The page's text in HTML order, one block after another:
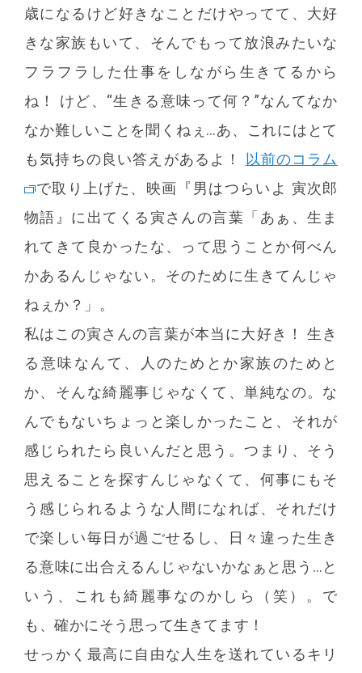
歳になるけど好きなことだけやってて、大好
きな家族もいて、そんでもって放浪みたいな
フラフラした仕事をしながら生きてるから
ね！ けど、“生きる意味って何？”なんてなか
なか難しいことを聞くねぇ…あ、これにはとて
も気持ちの良い答えがあるよ！ 以前のコラム
で取り上げた、映画『男はつらいよ 寅次郎
物語』に出てくる寅さんの言葉「あぁ、生ま
れてきて良かったな、って思うことか何べん
かあるんじゃない。そのために生きてんじゃ
ねぇか？」。
私はこの寅さんの言葉が本当に大好き！ 生き
る意味なんて、人のためとか家族のためと
か、そんな綺麗事じゃなくて、単純なの。な
んでもないちょっと楽しかったこと、それが
感じられたら良いんだと思う。つまり、そう
思えることを探すんじゃなくて、何事にもそ
う感じられるような人間になれば、それだけ
で楽しい毎日が過ごせるし、日々違った生き
る意味に出合えるんじゃないかなぁと思う…と
いう、これも綺麗事なのかしら（笑）。で
も、確かにそう思って生きてます！
せっかく最高に自由な人生を送れているキリ